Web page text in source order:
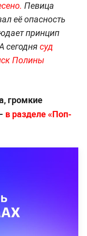
Певица
её опасность
принцип
сегодня суд
Полины
громкие
в разделе «Поп-